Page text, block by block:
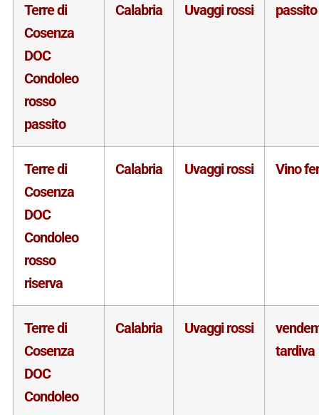
Terre di
Cosenza
DOC
Condoleo
rosso
passito
Calabria Uvaggi rossi passito
Terre di
Cosenza
DOC
Condoleo
rosso
riserva
Calabria Uvaggi rossi Vino
Terre di
Cosenza
DOC
Condoleo
Calabria Uvaggi rossi
tardiva